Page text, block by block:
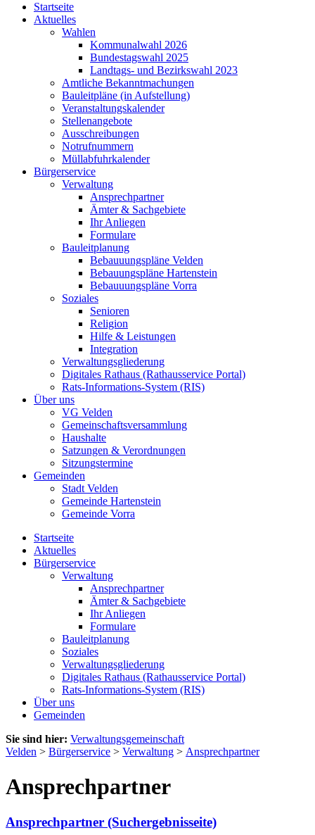
Startseite
Aktuelles
Wahlen
Kommunalwahl 2026
Bundestagswahl 2025
Landtags- und Bezirkswahl 2023
Amtliche Bekanntmachungen
Bauleitpläne (in Aufstellung)
Veranstaltungskalender
Stellenangebote
Ausschreibungen
Notrufnummern
Müllabfuhrkalender
Bürgerservice
Verwaltung
Ansprechpartner
Ämter & Sachgebiete
Ihr Anliegen
Formulare
Bauleitplanung
Bebauuungspläne Velden
Bebauungspläne Hartenstein
Bebauuungspläne Vorra
Soziales
Senioren
Religion
Hilfe & Leistungen
Integration
Verwaltungsgliederung
Digitales Rathaus (Rathausservice Portal)
Rats-Informations-System (RIS)
Über uns
VG Velden
Gemeinschaftsversammlung
Haushalte
Satzungen & Verordnungen
Sitzungstermine
Gemeinden
Stadt Velden
Gemeinde Hartenstein
Gemeinde Vorra
Startseite
Aktuelles
Bürgerservice
Verwaltung
Ansprechpartner
Ämter & Sachgebiete
Ihr Anliegen
Formulare
Bauleitplanung
Soziales
Verwaltungsgliederung
Digitales Rathaus (Rathausservice Portal)
Rats-Informations-System (RIS)
Über uns
Gemeinden
Sie sind hier: Verwaltungsgemeinschaft
Velden > Bürgerservice > Verwaltung > Ansprechpartner
Ansprechpartner
Ansprechpartner (Suchergebnisseite)